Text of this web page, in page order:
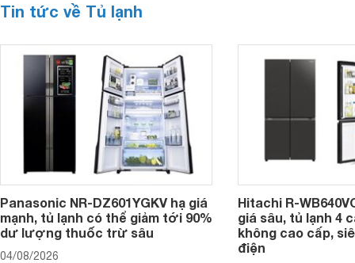
Tin tức về Tủ lạnh
Panasonic NR-DZ601YGKV hạ giá
mạnh, tủ lạnh có thể giảm tới 90%
dư lượng thuốc trừ sâu
04/08/2026
Hitachi R-
giá sâu, tủ lạnh 4
không cao cấp,
điện